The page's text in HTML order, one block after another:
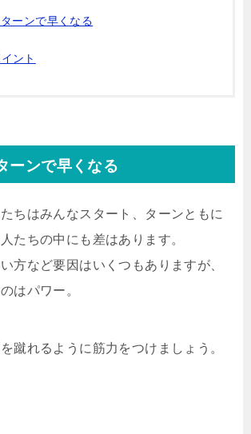
ーンで早くなる
ント
ーンで早くなる
ちはみんなスタート、ターンともに
たちの中にも差はあります。
方など要因はいくつもありますが、
はパワー。
蹴れるように筋力をつけましょう。